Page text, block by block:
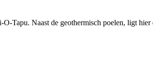
Tapu. Naast de geothermisch poelen, ligt